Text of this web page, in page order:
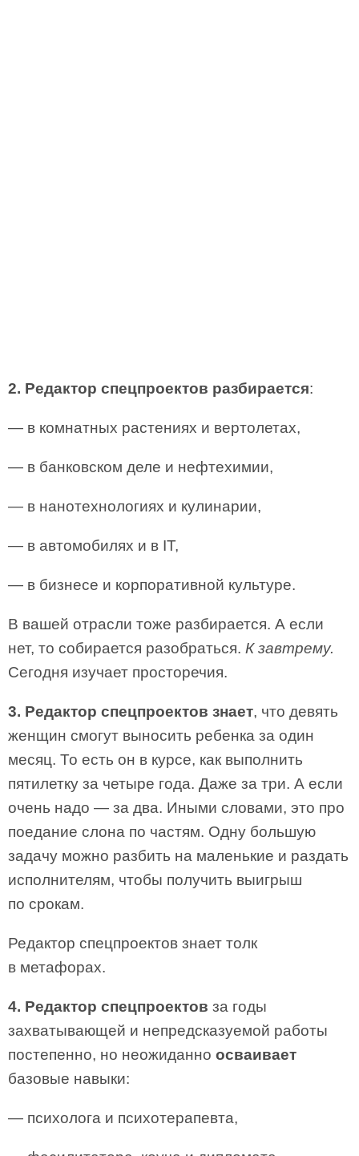
2. Редактор спецпроектов разбирается:
— в комнатных растениях и вертолетах,
— в банковском деле и нефтехимии,
— в нанотехнологиях и кулинарии,
— в автомобилях и в IT,
— в бизнесе и корпоративной культуре.
В вашей отрасли тоже разбирается. А если
нет, то собирается разобраться. К завтрему.
Сегодня изучает просторечия.
3. Редактор спецпроектов знает, что девять
женщин смогут выносить ребенка за один
месяц. То есть он в курсе, как выполнить
пятилетку за четыре года. Даже за три. А если
очень надо — за два. Иными словами, это про
поедание слона по частям. Одну большую
задачу можно разбить на маленькие и раздать
исполнителям, чтобы получить выигрыш
по срокам.
Редактор спецпроектов знает толк
в метафорах.
4. Редактор спецпроектов за годы
захватывающей и непредсказуемой работы
постепенно, но неожиданно осваивает
базовые навыки:
— психолога и психотерапевта,